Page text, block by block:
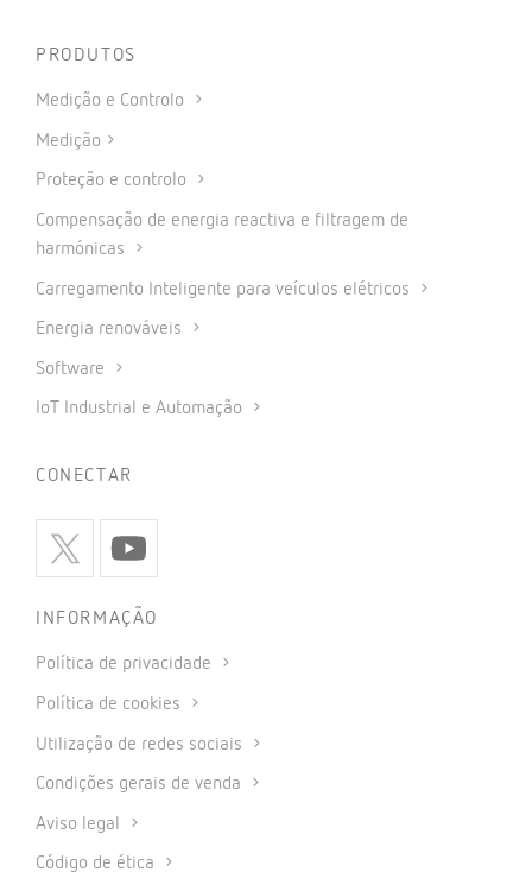
PRODUTOS
Medição e Controlo
Medição
Proteção e controlo
Compensação de energia reactiva e filtragem de
harmónicas
Carregamento Inteligente para veículos elétricos
Energia renováveis
Software
IoT Industrial e Automação
CONECTAR
INFORMAÇÃO
Política de privacidade
Política de cookies
Utilização de redes sociais
Condições gerais de venda
Aviso legal
Código de ética